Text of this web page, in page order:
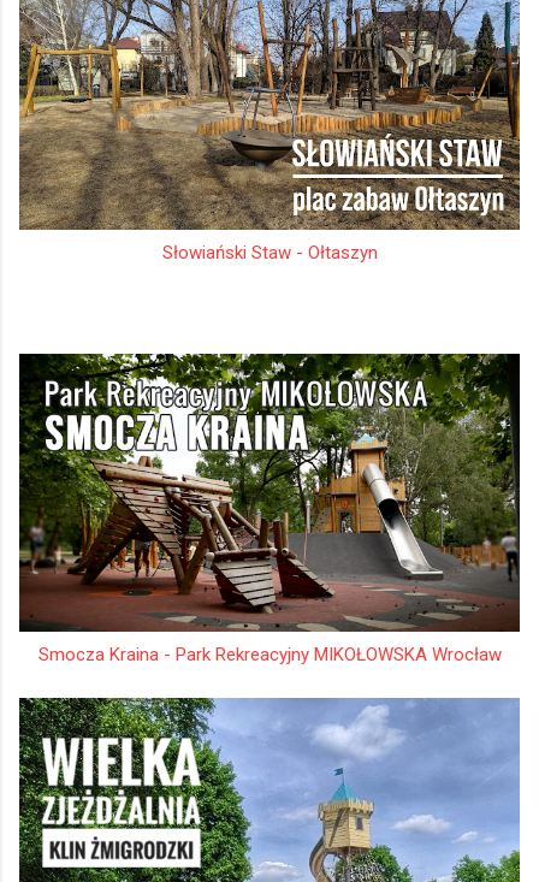
Słowiański Staw - Ołtaszyn
Smocza Kraina - Park Rekreacyjny MIKOŁOWSKA Wrocław